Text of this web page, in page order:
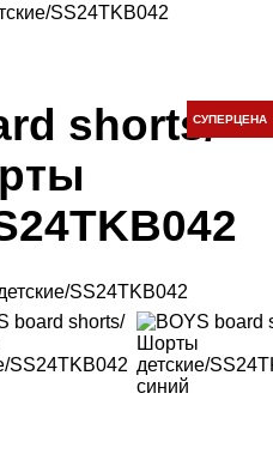
SS24TKB042
shorts/СУПЕРЦЕНА